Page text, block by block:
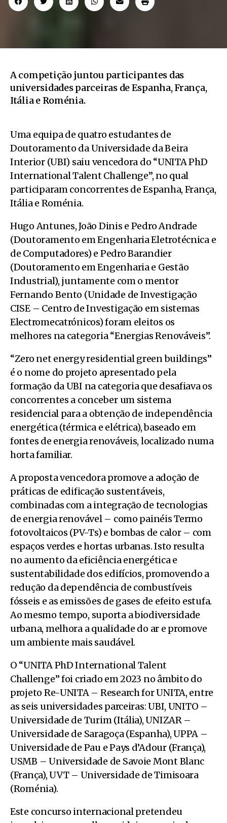
A competição juntou participantes das
universidades parceiras de Espanha, França,
Itália e Roménia.
Uma equipa de quatro estudantes de
Doutoramento da Universidade da Beira
Interior (UBI) saiu vencedora do “UNITA PhD
International Talent Challenge”, no qual
participaram concorrentes de Espanha, França,
Itália e Roménia.
Hugo Antunes, João Dinis e Pedro Andrade
(Doutoramento em Engenharia Eletrotécnica e
de Computadores) e Pedro Barandier
(Doutoramento em Engenharia e Gestão
Industrial), juntamente com o mentor
Fernando Bento (Unidade de Investigação
CISE – Centro de Investigação em sistemas
Electromecatrónicos) foram eleitos os
melhores na categoria “Energias Renováveis”.
“Zero net energy residential green buildings”
é o nome do projeto apresentado pela
formação da UBI na categoria que desafiava os
concorrentes a conceber um sistema
residencial para a obtenção de independência
energética (térmica e elétrica), baseado em
fontes de energia renováveis, localizado numa
horta familiar.
A proposta vencedora promove a adoção de
práticas de edificação sustentáveis,
combinadas com a integração de tecnologias
de energia renovável – como painéis Termo
fotovoltaicos (PV-Ts) e bombas de calor – com
espaços verdes e hortas urbanas. Isto resulta
no aumento da eficiência energética e
sustentabilidade dos edifícios, promovendo a
redução da dependência de combustíveis
fósseis e as emissões de gases de efeito estufa.
Ao mesmo tempo, suporta a biodiversidade
urbana, melhora a qualidade do ar e promove
um ambiente mais saudável.
O “UNITA PhD International Talent
Challenge” foi criado em 2023 no âmbito do
projeto Re-UNITA – Research for UNITA, entre
as seis universidades parceiras: UBI, UNITO –
Universidade de Turim (Itália), UNIZAR –
Universidade de Saragoça (Espanha), UPPA –
Universidade de Pau e Pays d’Adour (França),
USMB – Universidade de Savoie Mont Blanc
(França), UVT – Universidade de Timisoara
(Roménia).
Este concurso internacional pretendeu